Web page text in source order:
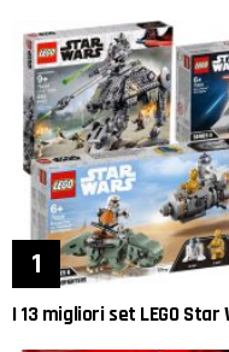
I 13 migliori set LEGO